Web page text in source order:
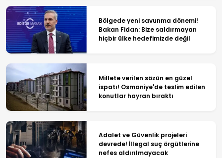
Bölgede yeni savunma dönemi!
Bakan Fidan: Bize saldırmayan
hiçbir ülke hedefimizde değil
Millete verilen sözün en güzel
ispatı! Osmaniye'de teslim edilen
konutlar hayran bıraktı
Adalet ve Güvenlik projeleri
devrede! İllegal suç örgütlerine
nefes aldırılmayacak